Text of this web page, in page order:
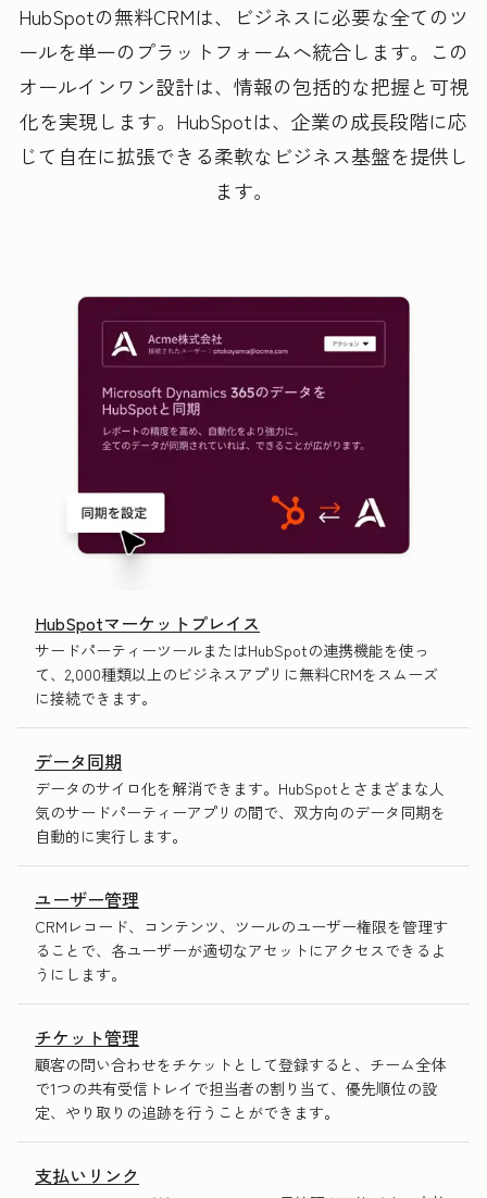
HubSpotの無料CRMは、ビジネスに必要な全てのツ
ールを単一のプラットフォームへ統合します。この
オールインワン設計は、情報の包括的な把握と可視
化を実現します。HubSpotは、企業の成長段階に応
じて自在に拡張できる柔軟なビジネス基盤を提供し
ます。
HubSpotマーケットプレイス
サードパーティーツールまたはHubSpotの連携機能を使っ
て、2,000種類以上のビジネスアプリに無料CRMをスムーズ
に接続できます。
データ同期
データのサイロ化を解消できます。HubSpotとさまざまな人
気のサードパーティーアプリの間で、双方向のデータ同期を
自動的に実行します。
ユーザー管理
CRMレコード、コンテンツ、ツールのユーザー権限を管理す
ることで、各ユーザーが適切なアセットにアクセスできるよ
うにします。
チケット管理
顧客の問い合わせをチケットとして登録すると、チーム全体
で1つの共有受信トレイで担当者の割り当て、優先順位の設
定、やり取りの追跡を行うことができます。
支払いリンク